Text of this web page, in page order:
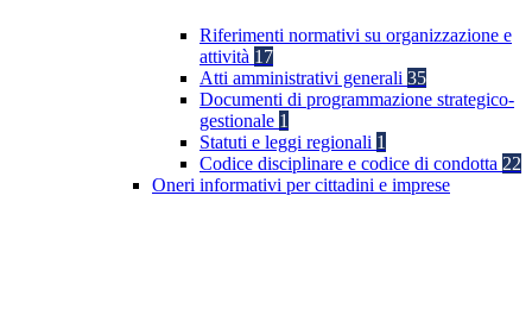
Riferimenti normativi su organizzazione e
attività 17
Atti amministrativi generali 35
Documenti di programmazione strategico-
gestionale 1
Statuti e leggi regionali 1
Codice disciplinare e codice di condotta 22
Oneri informativi per cittadini e imprese